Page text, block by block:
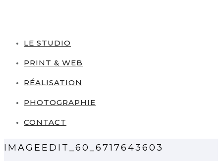
LE STUDIO
PRINT & WEB
RÉALISATION
PHOTOGRAPHIE
CONTACT
IMAGEEDIT_60_6717643603